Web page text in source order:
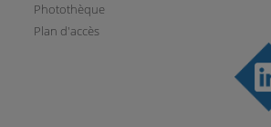
Photothèque
Plan d'accès